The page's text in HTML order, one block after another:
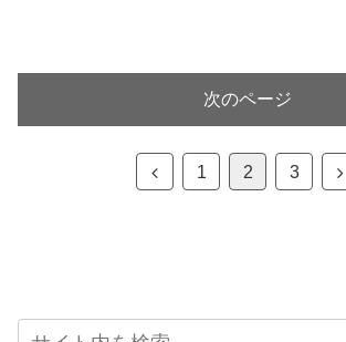
次のページ
前
1 2 3
次